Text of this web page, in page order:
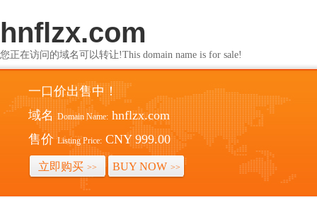
hnflzx.com
您正在访问的域名可以转让!This domain name is for sale!
一口价出售中！
域名 Domain Name: hnflzx.com
售价 Listing Price: CNY 999.00
立即购买 >> BUY NOW >>